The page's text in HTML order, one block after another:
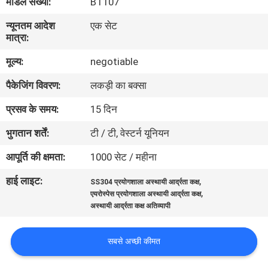
कारखाना
गुणवत्ता
नियंत्रण
संपर्क
करें
उद्धरण
की
न्यूनतम आदेश
मात्रा:
एक सेट
मूल्य:
negotiable
पैकेजिंग विवरण:
लकड़ी का बक्सा
प्रसव के समय:
15 दिन
भुगतान शर्तें:
टी / टी, वेस्टर्न यूनियन
आपूर्ति की क्षमता:
1000 सेट / महीना
हाई लाइट:
SS304 प्रयोगशाला अस्थायी आर्द्रता कक्ष,
एयरोस्पेस प्रयोगशाला अस्थायी आर्द्रता कक्ष,
अस्थायी आर्द्रता कक्ष अतिव्यापी
सबसे अच्छी कीमत